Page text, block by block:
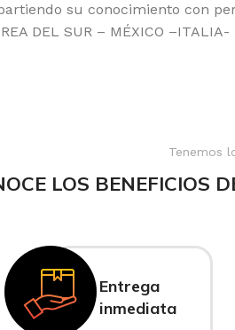
su conocimiento con
DEL SUR – MÉXICO
Tenemos
LOS BENEFICIOS
Entrega
inmediata